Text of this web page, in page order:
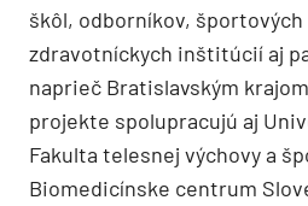
škôl, odborníkov, športových
zdravotníckych inštitúcií aj
naprieč Bratislavským
projekte spolupracujú aj
Fakulta telesnej výchovy a
Biomedicínske centrum